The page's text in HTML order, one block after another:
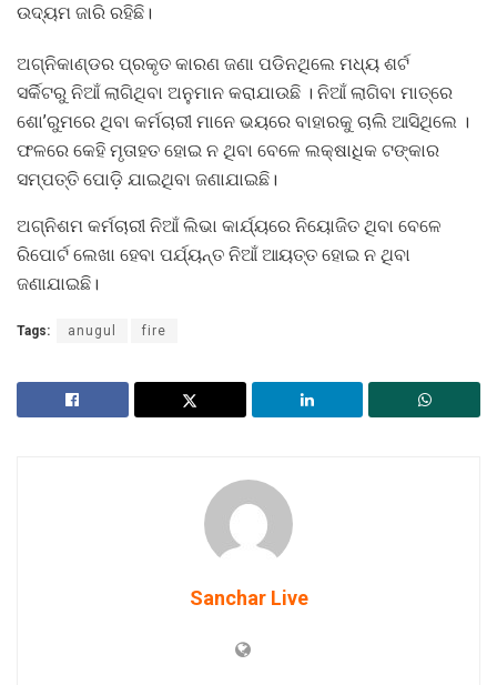
ଉଦ୍ୟମ ଜାରି ରହିଛି।
ଅଗ୍ନିକାଣ୍ଡର ପ୍ରକୃତ କାରଣ ଜଣା ପଡିନଥିଲେ ମଧ୍ୟ ଶର୍ଟ
ସର୍କିଟରୁ ନିଆଁ ଲାଗିଥିବା ଅନୁମାନ କରାଯାଉଛି । ନିଆଁ ଲାଗିବା ମାତ୍ରେ
ଶୋ’ରୁମରେ ଥିବା କର୍ମଚାରୀ ମାନେ ଭୟରେ ବାହାରକୁ ଚାଲି ଆସିଥିଲେ ।
ଫଳରେ କେହି ମୃତାହତ ହୋଇ ନ ଥିବା ବେଳେ ଲକ୍ଷାଧିକ ଟଙ୍କାର
ସମ୍ପତ୍ତି ପୋଡ଼ି ଯାଇଥିବା ଜଣାଯାଇଛି।
ଅଗ୍ନିଶମ କର୍ମଚାରୀ ନିଆଁ ଲିଭା କାର୍ଯ୍ୟରେ ନିୟୋଜିତ ଥିବା ବେଳେ
ରିପୋର୍ଟ ଲେଖା ହେବା ପର୍ଯ୍ୟନ୍ତ ନିଆଁ ଆୟତ୍ତ ହୋଇ ନ ଥିବା
ଜଣାଯାଇଛି।
Tags: anugul fire
Sanchar Live